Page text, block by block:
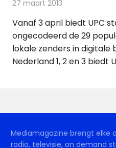
27 maart 2013
Vanaf 3 april biedt UPC
ongecodeerd de 29
lokale zenders in digitale
Nederland 1, 2 en 3 biedt
Mediamagazine brengt elke
radio, televisie, on demand